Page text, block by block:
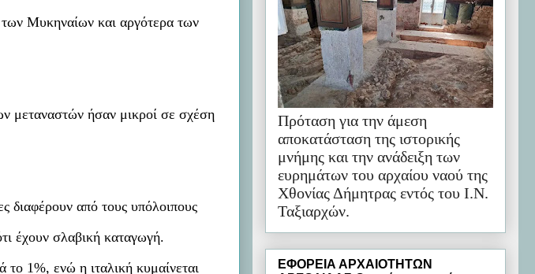
των Μυκηναίων και αργότερα των
μεταναστών ήσαν μικροί σε σχέση
διαφέρουν από τους υπόλοιπους
έχουν σλαβική καταγωγή.
1%, ενώ η ιταλική κυμαίνεται
Πρόταση για την άμεση
αποκατάσταση της ιστορικής
μνήμης και την ανάδειξη των
ευρημάτων του αρχαίου ναού της
Χθονίας Δήμητρας εντός του Ι.Ν.
Ταξιαρχών.
ΕΦΟΡΕΙΑ ΑΡΧΑΙΟΤΗΤΩΝ